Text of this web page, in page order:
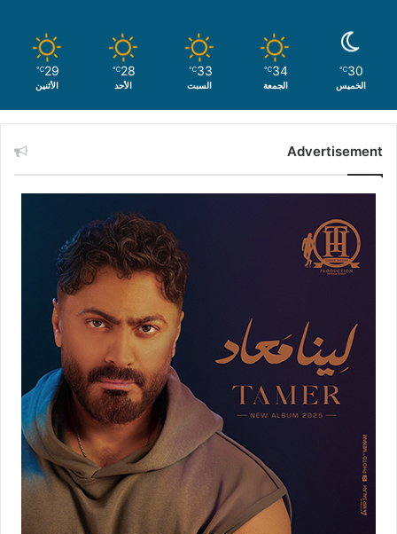
30
℃
الخميس
34
℃
الجمعة
33
℃
السبت
28
℃
الأحد
29
℃
الأثنين
Advertisement